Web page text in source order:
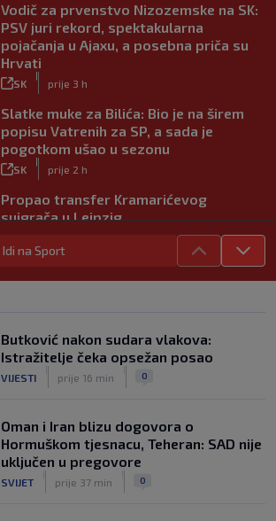
Vodič za prvenstvo Nizozemske na SK:
PSV juri rekord, spektakularna
pojačanja u Ajaxu, a posebna priča su
Hrvati
SK prije 3 h
Slatke muke za Bilića: Bio je na širem
popisu Vatrenih za SP, a sada je
pogotkom ušao u sezonu
SK prije 2 h
Propao transfer Kramarićevog
suigrača u Leipzig
Dinamov (potencijalni) suparnik u play-
offu Lige prvaka do pobjede u
Modrić se vraća u formu: U porazu
Milana protiv Chelseaja dobio veću
minutažu
Idi na Sport
Butković nakon sudara vlakova:
Istražitelje čeka opsežan posao
VIJESTI prije 16 min 0
Oman i Iran blizu dogovora o
Hormuškom tjesnacu, Teheran: SAD nije
uključen u pregovore
SVIJET prije 37 min 0